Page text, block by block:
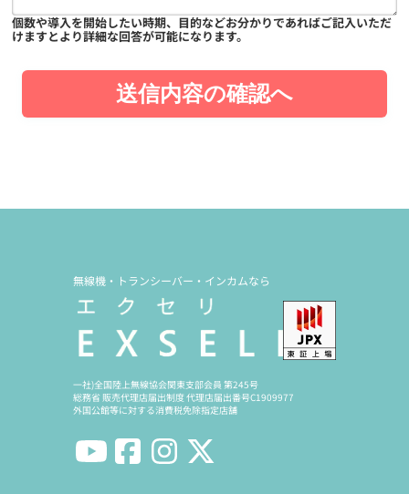
個数や導入を開始したい時期、目的などお分かりであればご記入いただ
けますとより詳細な回答が可能になります。
送信内容の確認へ
無線機・トランシーバー・インカムなら
一社)全国陸上無線協会関東支部会員 第245号
総務省 販売代理店届出制度 代理店届出番号C1909977
外国公館等に対する消費税免除指定店舗